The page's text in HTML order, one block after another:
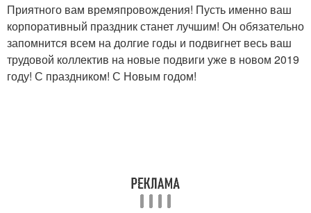
Приятного вам времяпровождения! Пусть именно ваш
корпоративный праздник станет лучшим! Он обязательно
запомнится всем на долгие годы и подвигнет весь ваш
трудовой коллектив на новые подвиги уже в новом 2019
году! С праздником! С Новым годом!